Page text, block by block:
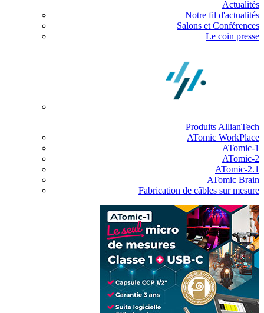
Actualités
Notre fil d'actualités
Salons et Conférences
Le coin presse
Produits AllianTech
ATomic WorkPlace
ATomic-1
ATomic-2
ATomic-2.1
ATomic Brain
Fabrication de câbles sur mesure